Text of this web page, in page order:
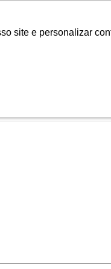
site e personalizar